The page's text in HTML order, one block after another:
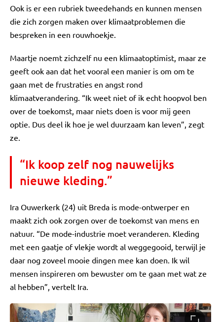
Ook is er een rubriek tweedehands en kunnen mensen
die zich zorgen maken over klimaatproblemen die
bespreken in een rouwhoekje.
Maartje noemt zichzelf nu een klimaatoptimist, maar ze
geeft ook aan dat het vooral een manier is om om te
gaan met de frustraties en angst rond
klimaatverandering. “Ik weet niet of ik echt hoopvol ben
over de toekomst, maar niets doen is voor mij geen
optie. Dus deel ik hoe je wel duurzaam kan leven”, zegt
ze.
“Ik koop zelf nog nauwelijks
nieuwe kleding.”
Ira Ouwerkerk (24) uit Breda is mode-ontwerper en
maakt zich ook zorgen over de toekomst van mens en
natuur. “De mode-industrie moet veranderen. Kleding
met een gaatje of vlekje wordt al weggegooid, terwijl je
daar nog zoveel mooie dingen mee kan doen. Ik wil
mensen inspireren om bewuster om te gaan met wat ze
al hebben”, vertelt Ira.